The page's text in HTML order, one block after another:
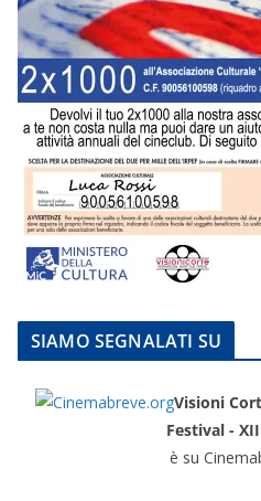
SIAMO SEGNALATI SU
Visioni
Festival -
è su